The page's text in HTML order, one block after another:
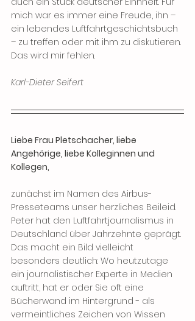
mich war es immer eine Freude, ihn –
ein lebendes Luftfahrtgeschichtsbuch
– zu treffen oder mit ihm zu diskutieren.
Das wird mir fehlen.
Karl-Dieter Seifert
Liebe Frau Pletschacher, liebe
Angehörige, liebe Kolleginnen und
Kollegen,
zunächst im Namen des Airbus-
Presseteams unser herzliches Beileid.
Peter hat den Luftfahrtjournalismus in
Deutschland über Jahrzehnte geprägt.
Das macht ein Bild vielleicht
besonders deutlich: Wo heutzutage
ein journalistischer Experte in Medien
auftritt, hat er oder Sie oft eine
Bücherwand im Hintergrund - als
vermeintliches Zeichen von Wissen